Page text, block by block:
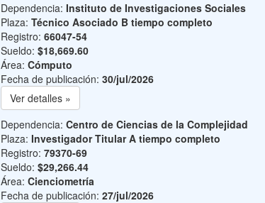
Dependencia: Instituto de Investigaciones Sociales
Plaza: Técnico Asociado B tiempo completo
Registro: 66047-54
Sueldo: $18,669.60
Área: Cómputo
Fecha de publicación: 30/jul/2026
Ver detalles »
Dependencia: Centro de Ciencias de la Complejidad
Plaza: Investigador Titular A tiempo completo
Registro: 79370-69
Sueldo: $29,266.44
Área: Cienciometría
Fecha de publicación: 27/jul/2026